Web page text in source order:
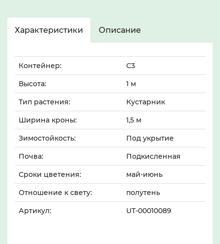
Характеристики Описание
Контейнер: С3
Высота: 1 м
Тип растения: Кустарник
Ширина кроны: 1,5 м
Зимостойкость: Под укрытие
Почва: Подкисленная
Сроки цветения: май-июнь
Отношение к свету: полутень
Артикул: UT-00010089